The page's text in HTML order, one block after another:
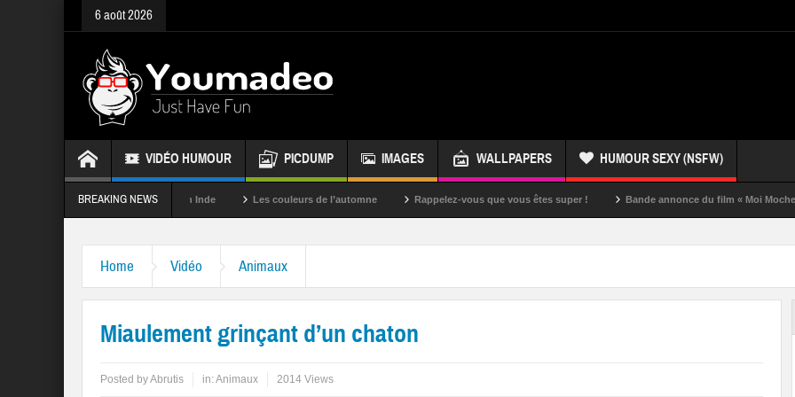
6 août 2026
VIDÉO HUMOUR PICDUMP IMAGES WALLPAPERS HUMOUR SEXY (NSFW)
BREAKING NEWS
La fête des couleurs en Inde Les couleurs de l’automne Rappelez-vous que vous êtes super ! Bande annonce du film « Moi Moche et
Home Vidéo Animaux
Miaulement grinçant d’un chaton
Posted byAbrutis in:Animaux 2014 Views